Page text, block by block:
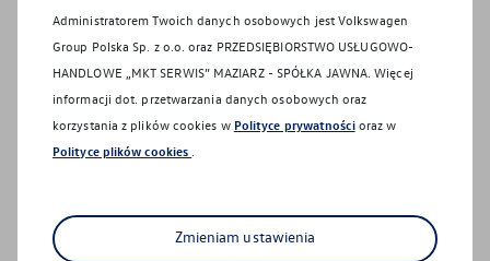
Okres przechowywania:
Twoje dane osobowe w
związku z Twoim zapytaniem będziemy
przetwarzać przez okres niezbędny do jego
obsługi (nie dłużej niż 6 miesięcy jeśli
zrezygnujesz z rozmowy, oferty, jazdy testowej
bądź wcześniej jeśli cofniesz zgodę; w przypadku
zgody, to Twoje dane osobowe przetwarzane będą
w celach marketingowych przez okres w jakim te
Administratorem Twoich danych osobowych jest Volkswagen
Group Polska Sp. z o.o. oraz PRZEDSIĘBIORSTWO USŁUGOWO-
HANDLOWE „MKT SERWIS” MAZIARZ - SPÓŁKA JAWNA. Więcej
informacji dot. przetwarzania danych osobowych oraz
korzystania z plików cookies w Polityce prywatnościoraz w
Polityce plików cookies .
Zmieniam ustawienia